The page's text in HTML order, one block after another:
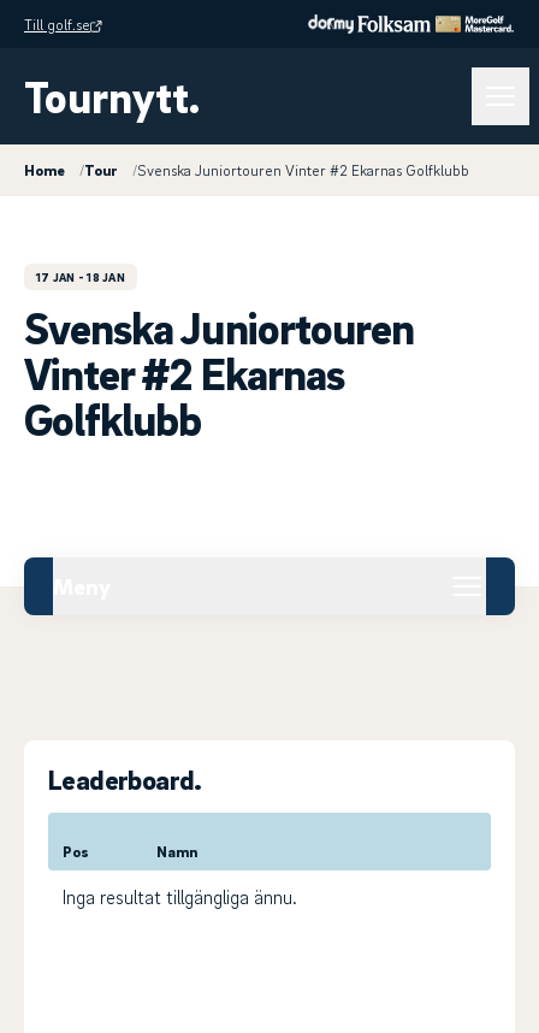
Till golf.se
Tournytt.
Home /Tour /Svenska Juniortouren Vinter #2 Ekarnas Golfklubb
17 JAN - 18 JAN
Svenska Juniortouren
Vinter #2 Ekarnas
Golfklubb
Leaderboard.
Pos Namn
Inga resultat tillgängliga ännu.